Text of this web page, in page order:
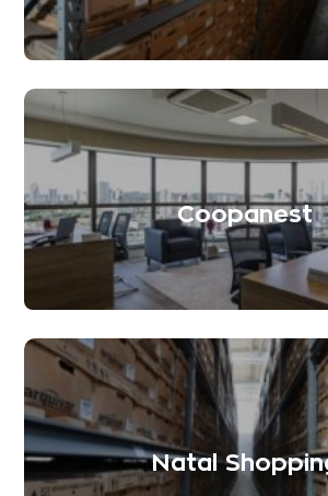
Coopanest
Natal